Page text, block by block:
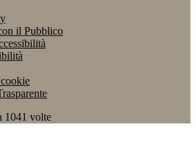
il Pubblico
1041 volte